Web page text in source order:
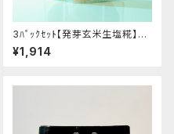
3ﾊﾟｯｸｾｯﾄ【発芽玄米生塩糀】-
発芽によりアップした旨味・栄養
をいつものお料理に。- "200g"
¥1,914